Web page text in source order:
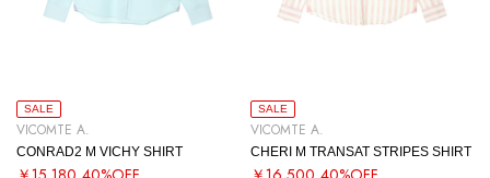
SALE
VICOMTE A.
CONRAD2 M VICHY SHIRT
SALE
VICOMTE A.
CHERI M TRANSAT STRIPES SHIRT